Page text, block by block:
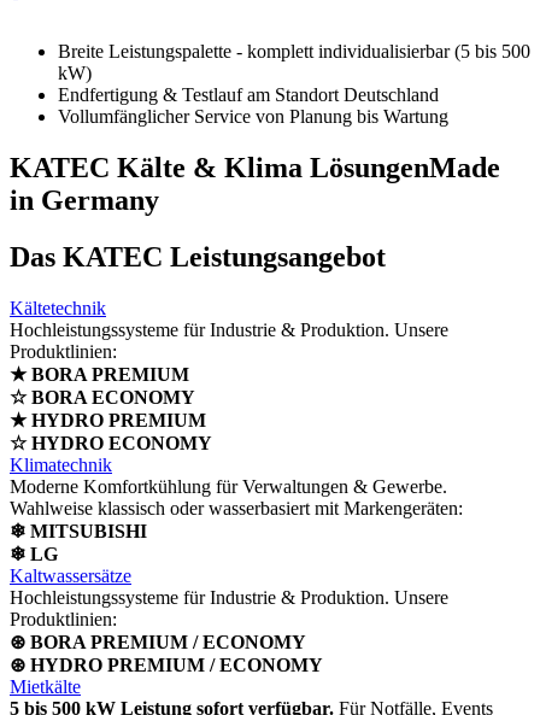
Breite Leistungspalette - komplett individualisierbar (5 bis 500
kW)
Endfertigung & Testlauf am Standort Deutschland
Vollumfänglicher Service von Planung bis Wartung
KATEC Kälte & Klima LösungenMade
in Germany
Das KATEC Leistungsangebot
Kältetechnik
Hochleistungssysteme für Industrie & Produktion. Unsere
Produktlinien:
★ BORA PREMIUM
☆ BORA ECONOMY
★ HYDRO PREMIUM
☆ HYDRO ECONOMY
Klimatechnik
Moderne Komfortkühlung für Verwaltungen & Gewerbe.
Wahlweise klassisch oder wasserbasiert mit Markengeräten:
❄ MITSUBISHI
❄ LG
Kaltwassersätze
Hochleistungssysteme für Industrie & Produktion. Unsere
Produktlinien:
⊛ BORA PREMIUM / ECONOMY
⊛ HYDRO PREMIUM / ECONOMY
Mietkälte
5 bis 500 kW Leistung sofort verfügbar. Für Notfälle, Events